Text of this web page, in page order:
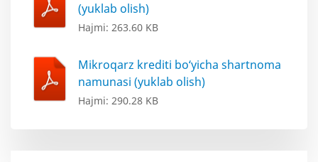
(yuklab olish)
Hajmi: 263.60 KB
Mikroqarz krediti bo‘yicha shartnoma
namunasi (yuklab olish)
Hajmi: 290.28 KB